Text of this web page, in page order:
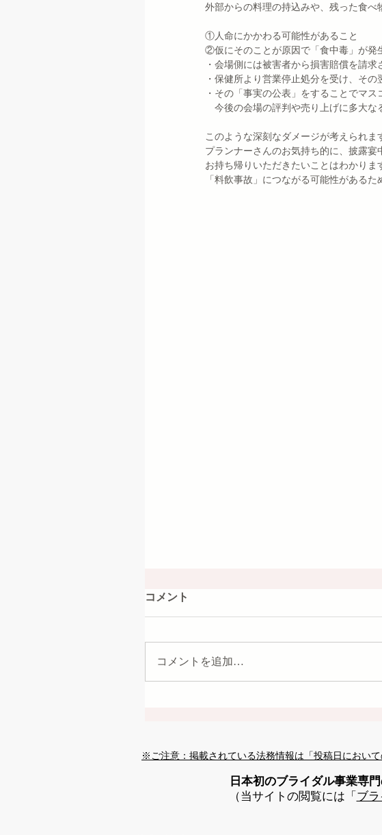
外部からの料理の持込みや、残った食
①人命にかかわる可能性があること
②仮にそのことが原因で「食中毒」が発
・会場側には被害者から損害賠償を請求
・保健所より営業停止処分を受け、そ
・その「事実の公表」をすることでマ
今後の会場の評判や売り上げに多大な
このような深刻なダメージが考えられま
プランナーさんのお気持ち的に、披露
お持ち帰りいただきたいことはわかりま
「料飲事故」につながる可能性があるた
コメント
コメントを追加…
※ご注意：掲載されている法務情報は「投稿日におい
日本初のブライダル事業専
（当サイトの閲覧には「 ブ